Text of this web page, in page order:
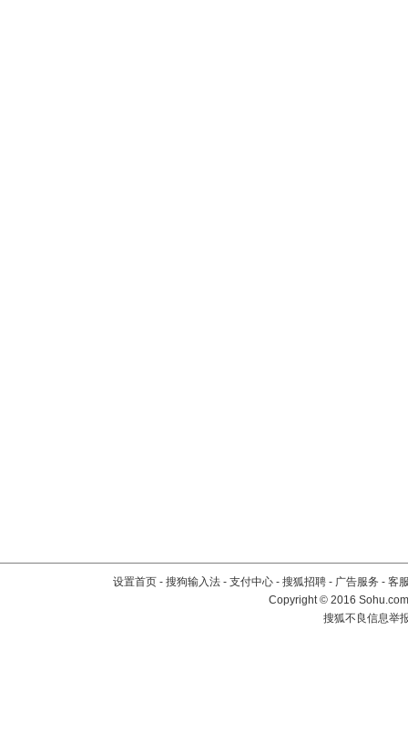
设置首页 - 搜狗输入法 - 支付中心 - 搜狐招聘 - 广告服务 - 客
Copyright©2016
搜狐不良信息举